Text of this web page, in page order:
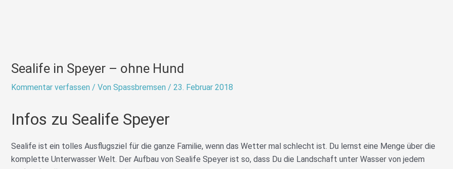
Sealife in Speyer – ohne Hund
Kommentar verfassen / Von Spassbremsen / 23. Februar 2018
Infos zu Sealife Speyer
Sealife ist ein tolles Ausflugsziel für die ganze Familie, wenn das Wetter mal schlecht ist. Du lernst eine Menge über die
komplette Unterwasser Welt. Der Aufbau von Sealife Speyer ist so, dass Du die Landschaft unter Wasser von jedem